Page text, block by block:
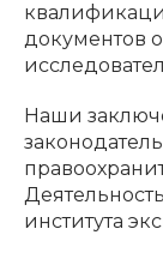
документов
Наши
института